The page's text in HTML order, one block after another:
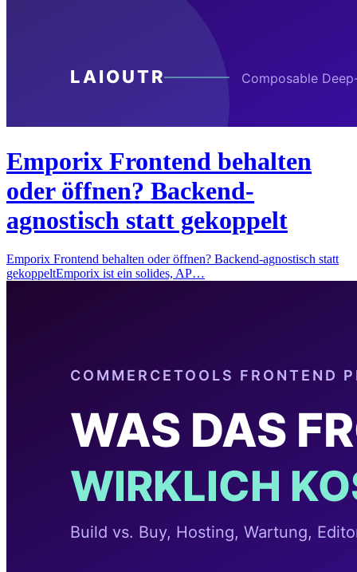
Emporix Frontend behalten
oder öffnen? Backend-
agnostisch statt gekoppelt
Emporix Frontend behalten oder öffnen? Backend-agnostisch statt
gekoppeltEmporix ist ein solides, AP…